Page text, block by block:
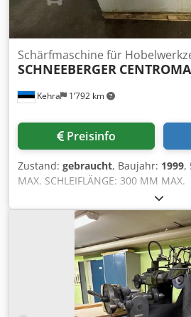
Kehra 1’792 km
Schärfmaschine für
SCHNEEBERGER
Preisinfo
Zustand: gebraucht, Baujahr: 1999,
MAX. SCHLEIFLÄNGE: 300 MM MAX.
WERKZEUGDURCHMESSER: 330 MM
KW VORSCHUBMOTOR: 0,045 KW
TEILUNGSSCHEIBE FÜR
ABMESSUNGEN CA.: 1,40 X 0,9 X
KG Chsdpfx Aezfy Sbel Toa